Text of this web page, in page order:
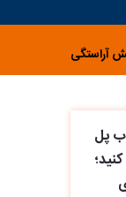
آراستگی
پل